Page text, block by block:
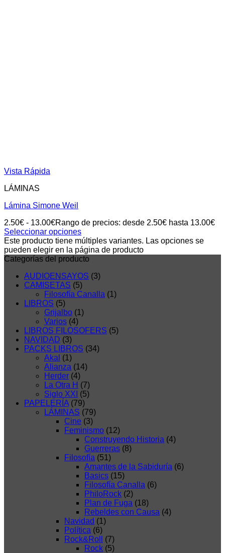
Vista Rápida
LÁMINAS
Lámina Simone Weil
2.50€ - 13.00€Rango de precios: desde 2.50€ hasta 13.00€
Seleccionar opciones
Este producto tiene múltiples variantes. Las opciones se
pueden elegir en la página de producto
Categorías del producto
AUDIOENSAYOS (3)
CAMISETAS (5)
Filosofía Canalla (1)
LIBROS (5)
Grijalbo (1)
Varios (4)
LIBROS FILOSOFERS (5)
NAVIDAD (3)
PACKS LIBROS (34)
Akal (1)
Alianza (14)
Herder (4)
La Otra H (7)
Siglo XXI (5)
PAPELERÍA (79)
LÁMINAS (79)
Cine (3)
Feminismo (12)
Construyendo Historia (4)
Guerreras (8)
Filosofía (51)
Amantes de la Sabiduría (6)
Basics (15)
Filosofía Canalla (6)
PhiloRock (2)
Plan de Fuga (18)
Rebeldes con Causa (4)
Navidad (1)
Política (6)
Rock&Roll
(7)
Rock (5)